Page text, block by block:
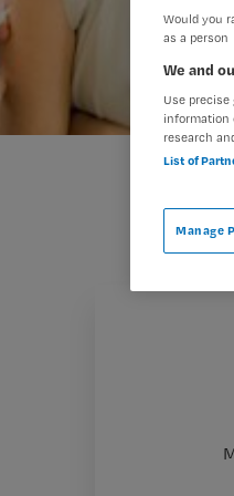
Would you
as a person
We and
Use
information
research
List of
Manage